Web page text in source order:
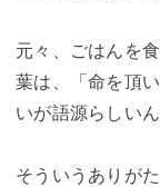
元々、ごはんを
葉は、「命を頂
いが語源らしいん
そういうありが